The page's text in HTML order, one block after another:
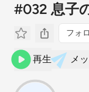
#032 息子
フォ
再生 メ